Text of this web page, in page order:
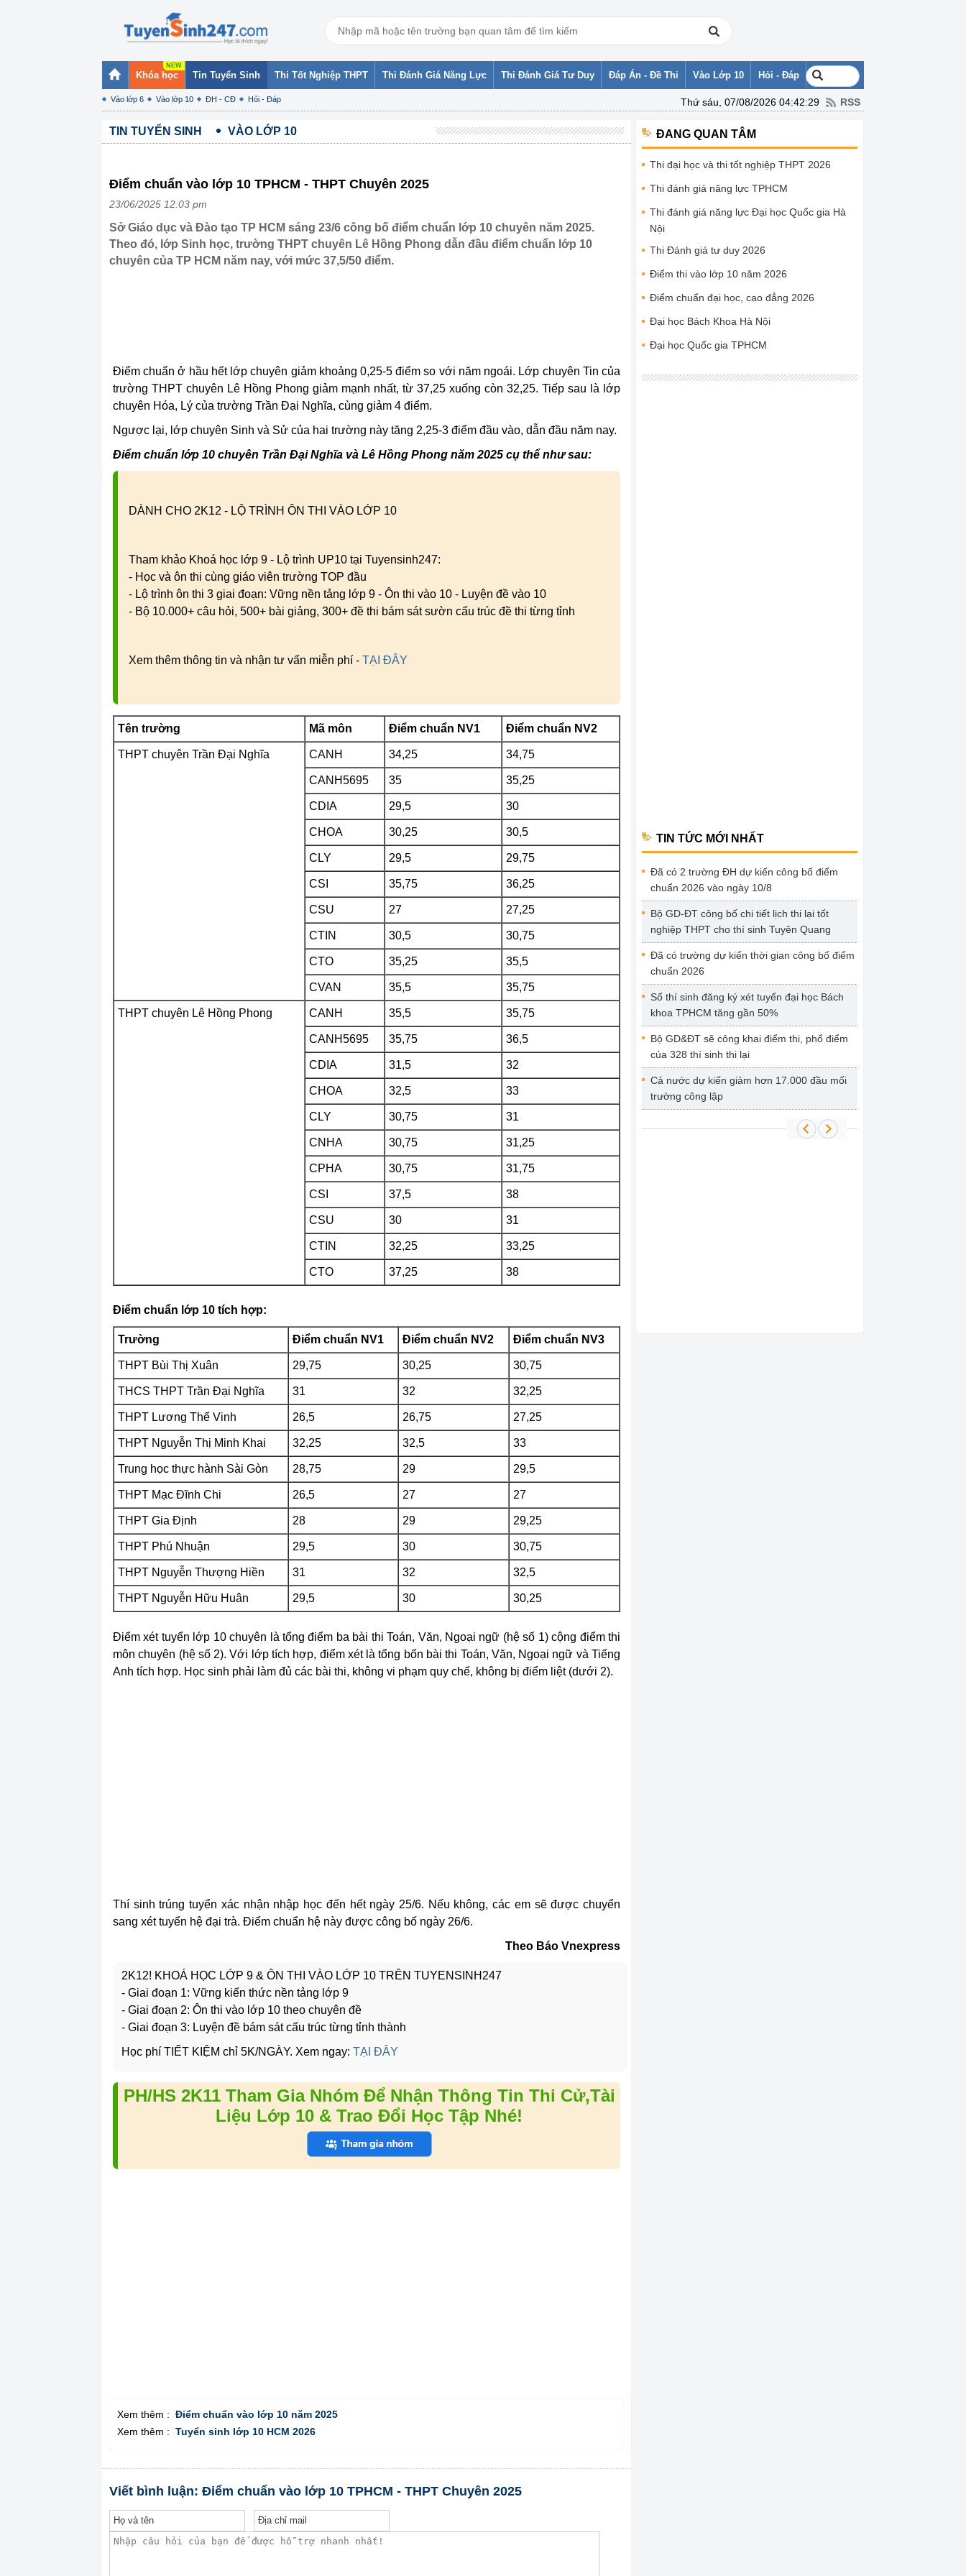
Khóa học Tin Tuyển Sinh
Vào lớp 6 Vào lớp 10 ĐH - CĐ Hỏi - Đáp
Thi Tốt Nghiệp THPT Thi Đánh Giá Năng Lực Thi Đánh Giá Tư Duy Đáp Án - Đề Thi Vào Lớp 10 Hỏi - Đáp
Thứ sáu, 07/08/2026 04:42:29 RSS
TIN TUYỂN SINH VÀO LỚP 10
Điểm chuẩn vào lớp 10 TPHCM - THPT Chuyên 2025
23/06/2025 12:03 pm
Sở Giáo dục và Đào tạo TP HCM sáng 23/6 công bố điểm chuẩn lớp 10 chuyên năm 2025.
Theo đó, lớp Sinh học, trường THPT chuyên Lê Hồng Phong dẫn đầu điểm chuẩn lớp 10
chuyên của TP HCM năm nay, với mức 37,5/50 điểm.
Điểm chuẩn ở hầu hết lớp chuyên giảm khoảng 0,25-5 điểm so với năm ngoái. Lớp chuyên Tin của
trường THPT chuyên Lê Hồng Phong giảm mạnh nhất, từ 37,25 xuống còn 32,25. Tiếp sau là lớp
chuyên Hóa, Lý của trường Trần Đại Nghĩa, cùng giảm 4 điểm.
Ngược lại, lớp chuyên Sinh và Sử của hai trường này tăng 2,25-3 điểm đầu vào, dẫn đầu năm nay.
Điểm chuẩn lớp 10 chuyên Trần Đại Nghĩa và Lê Hồng Phong năm 2025 cụ thể như sau:
DÀNH CHO 2K12 - LỘ TRÌNH ÔN THI VÀO LỚP 10
Tham khảo Khoá học lớp 9 - Lộ trình UP10 tại Tuyensinh247:
- Học và ôn thi cùng giáo viên trường TOP đầu
- Lộ trình ôn thi 3 giai đoạn: Vững nền tảng lớp 9 - Ôn thi vào 10 - Luyện đề vào 10
- Bộ 10.000+ câu hỏi, 500+ bài giảng, 300+ đề thi bám sát sườn cấu trúc đề thi từng tỉnh
Xem thêm thông tin và nhận tư vấn miễn phí - TẠI ĐÂY
Tên trường Mã môn Điểm chuẩn NV1 Điểm chuẩn NV2
THPT chuyên Trần Đại Nghĩa CANH 34,25 34,75
CANH5695 35 35,25
CDIA 29,5 30
CHOA 30,25 30,5
CLY 29,5 29,75
CSI 35,75 36,25
CSU 27 27,25
CTIN 30,5 30,75
CTO 35,25 35,5
CVAN 35,5 35,75
THPT chuyên Lê Hồng Phong CANH 35,5 35,75
CANH5695 35,75 36,5
CDIA 31,5 32
CHOA 32,5 33
CLY 30,75 31
CNHA 30,75 31,25
CPHA 30,75 31,75
CSI 37,5 38
CSU 30 31
CTIN 32,25 33,25
CTO 37,25 38
Điểm chuẩn lớp 10 tích hợp:
Trường Điểm chuẩn NV1 Điểm chuẩn NV2 Điểm chuẩn NV3
THPT Bùi Thị Xuân 29,75 30,25 30,75
THCS THPT Trần Đại Nghĩa 31 32 32,25
THPT Lương Thế Vinh 26,5 26,75 27,25
THPT Nguyễn Thị Minh Khai 32,25 32,5 33
Trung học thực hành Sài Gòn 28,75 29 29,5
THPT Mạc Đĩnh Chi 26,5 27 27
THPT Gia Định 28 29 29,25
THPT Phú Nhuận 29,5 30 30,75
THPT Nguyễn Thượng Hiền 31 32 32,5
THPT Nguyễn Hữu Huân 29,5 30 30,25
Điểm xét tuyển lớp 10 chuyên là tổng điểm ba bài thi Toán, Văn, Ngoại ngữ (hệ số 1) cộng điểm thi
môn chuyên (hệ số 2). Với lớp tích hợp, điểm xét là tổng bốn bài thi Toán, Văn, Ngoại ngữ và Tiếng
Anh tích hợp. Học sinh phải làm đủ các bài thi, không vi phạm quy chế, không bị điểm liệt (dưới 2).
Thí sinh trúng tuyển xác nhận nhập học đến hết ngày 25/6. Nếu không, các em sẽ được chuyển
sang xét tuyển hệ đại trà. Điểm chuẩn hệ này được công bố ngày 26/6.
Theo Báo Vnexpress
2K12! KHOÁ HỌC LỚP 9 & ÔN THI VÀO LỚP 10 TRÊN TUYENSINH247
- Giai đoạn 1: Vững kiến thức nền tảng lớp 9
- Giai đoạn 2: Ôn thi vào lớp 10 theo chuyên đề
- Giai đoạn 3: Luyện đề bám sát cấu trúc từng tỉnh thành
Học phí TIẾT KIỆM chỉ 5K/NGÀY. Xem ngay: TẠI ĐÂY
PH/HS 2K11 Tham Gia Nhóm Để Nhận Thông Tin Thi Cử,Tài
Liệu Lớp 10 & Trao Đổi Học Tập Nhé!
Xem thêm : Điểm chuẩn vào lớp 10 năm 2025
Xem thêm : Tuyển sinh lớp 10 HCM 2026
Viết bình luận: Điểm chuẩn vào lớp 10 TPHCM - THPT Chuyên 2025
ĐANG QUAN TÂM
Thi đại học và thi tốt nghiệp THPT 2026
Thi đánh giá năng lực TPHCM
Thi đánh giá năng lực Đại học Quốc gia Hà
Nội
Thi Đánh giá tư duy 2026
Điểm thi vào lớp 10 năm 2026
Điểm chuẩn đại học, cao đẳng 2026
Đại học Bách Khoa Hà Nội
Đại học Quốc gia TPHCM
TIN TỨC MỚI NHẤT
Đã có 2 trường ĐH dự kiến công bố điểm
chuẩn 2026 vào ngày 10/8
Bộ GD-ĐT công bố chi tiết lịch thi lại tốt
nghiệp THPT cho thí sinh Tuyên Quang
Đã có trường dự kiến thời gian công bố điểm
chuẩn 2026
Số thí sinh đăng ký xét tuyển đại học Bách
khoa TPHCM tăng gần 50%
Bộ GD&ĐT sẽ công khai điểm thi, phổ điểm
của 328 thí sinh thi lại
Cả nước dự kiến giảm hơn 17.000 đầu mối
trường công lập